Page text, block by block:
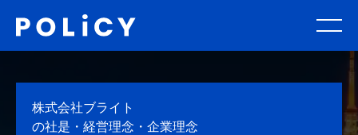
株式会社ブライト
の社是・経営理念・企業理念